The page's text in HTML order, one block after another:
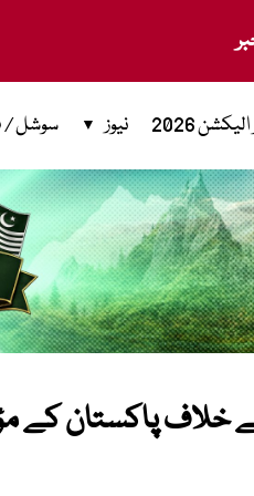
2026 نیوز سوشل
خلاف پاکستان کے